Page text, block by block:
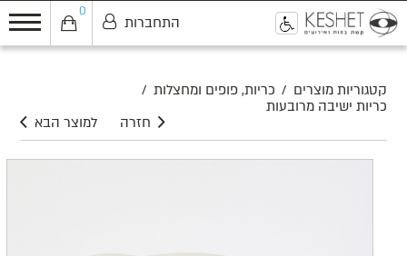
0
התחברות
קטגוריות מוצרים / כריות, פופים ומחצלות /
כריות ישיבה מרובעות
למוצר הבא
חזרה